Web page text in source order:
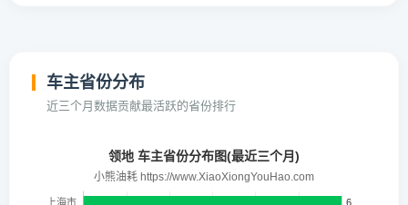
车主省份分布
近三个月数据贡献最活跃的省份排行